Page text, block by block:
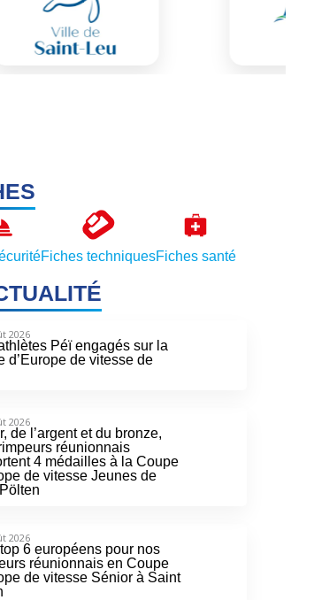
Fiches techniquesFiches santé
2026
Péï engagés sur la
d’Europe de vitesse de
2026
de l’argent et du bronze,
réunionnais
4 médailles à la Coupe
de vitesse Jeunes de
2026
6 européens pour nos
réunionnais en Coupe
de vitesse Sénior à Saint